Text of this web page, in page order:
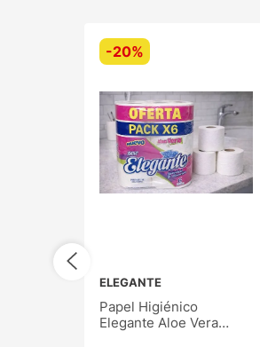
-20%
ELEGANTE
Papel Higiénico
Elegante Aloe Vera